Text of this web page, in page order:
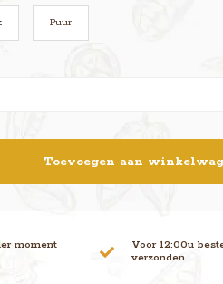
Puur
Toevoegen aan
moment
Voor 12:00u
verzonden